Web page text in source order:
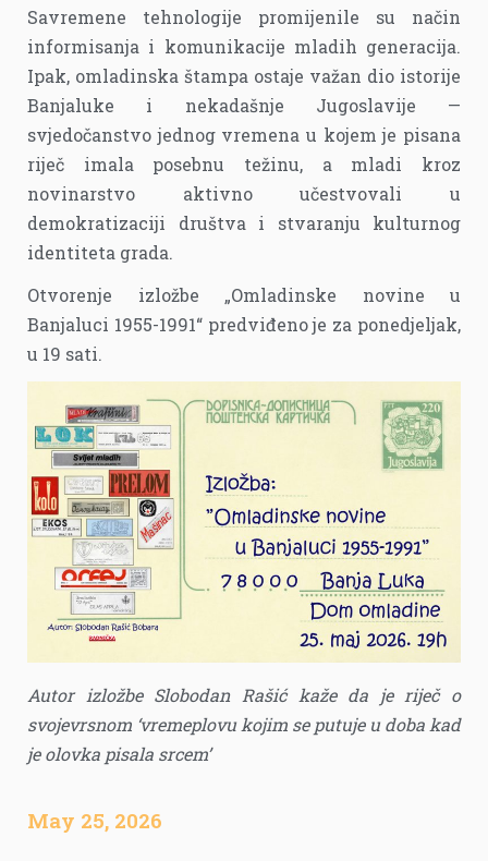
Savremene tehnologije promijenile su način
informisanja i komunikacije mladih generacija.
Ipak, omladinska štampa ostaje važan dio istorije
Banjaluke i nekadašnje Jugoslavije —
svjedočanstvo jednog vremena u kojem je pisana
riječ imala posebnu težinu, a mladi kroz
novinarstvo aktivno učestvovali u
demokratizaciji društva i stvaranju kulturnog
identiteta grada.
Otvorenje izložbe „Omladinske novine u
Banjaluci 1955-1991“ predviđeno je za ponedjeljak,
u 19 sati.
Autor izložbe Slobodan Rašić kaže da je riječ o
svojevrsnom ‘vremeplovu kojim se putuje u doba kad
je olovka pisala srcem’
May 25, 2026